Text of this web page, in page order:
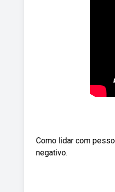
Como lidar com
negativo.